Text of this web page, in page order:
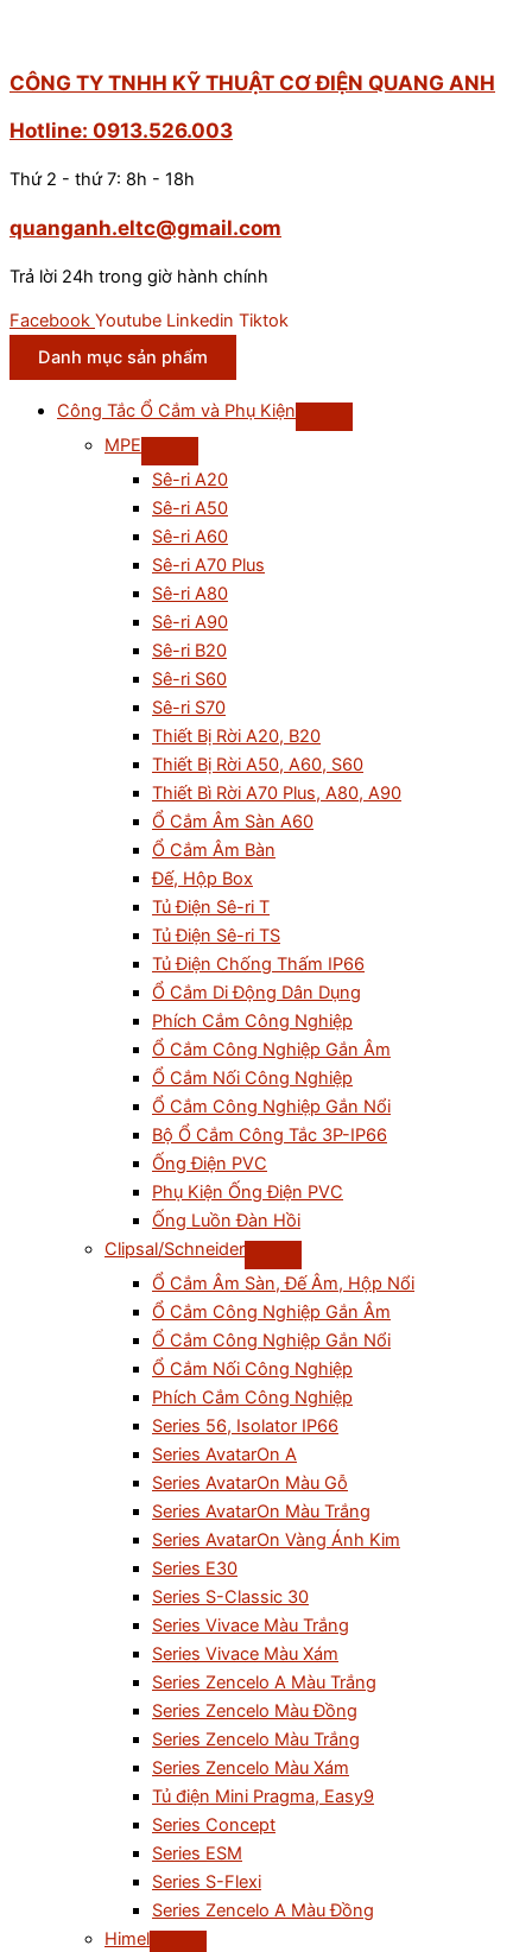
CÔNG TY TNHH KỸ THUẬT CƠ ĐIỆN QUANG ANH
Hotline: 0913.526.003
Thứ 2 - thứ 7: 8h - 18h
quanganh.eltc@gmail.com
Trả lời 24h trong giờ hành chính
Facebook Youtube Linkedin Tiktok
Danh mục sản phẩm
Công Tắc Ổ Cắm và Phụ Kiện
MPE
Sê-ri A20
Sê-ri A50
Sê-ri A60
Sê-ri A70 Plus
Sê-ri A80
Sê-ri A90
Sê-ri B20
Sê-ri S60
Sê-ri S70
Thiết Bị Rời A20, B20
Thiết Bị Rời A50, A60, S60
Thiết Bì Rời A70 Plus, A80, A90
Ổ Cắm Âm Sàn A60
Ổ Cắm Âm Bàn
Đế, Hộp Box
Tủ Điện Sê-ri T
Tủ Điện Sê-ri TS
Tủ Điện Chống Thấm IP66
Ổ Cắm Di Động Dân Dụng
Phích Cắm Công Nghiệp
Ổ Cắm Công Nghiệp Gắn Âm
Ổ Cắm Nối Công Nghiệp
Ổ Cắm Công Nghiệp Gắn Nổi
Bộ Ổ Cắm Công Tắc 3P-IP66
Ống Điện PVC
Phụ Kiện Ống Điện PVC
Ống Luồn Đàn Hồi
Clipsal/Schneider
Ổ Cắm Âm Sàn, Đế Âm, Hộp Nổi
Ổ Cắm Công Nghiệp Gắn Âm
Ổ Cắm Công Nghiệp Gắn Nổi
Ổ Cắm Nối Công Nghiệp
Phích Cắm Công Nghiệp
Series 56, Isolator IP66
Series AvatarOn A
Series AvatarOn Màu Gỗ
Series AvatarOn Màu Trắng
Series AvatarOn Vàng Ánh Kim
Series E30
Series S-Classic 30
Series Vivace Màu Trắng
Series Vivace Màu Xám
Series Zencelo A Màu Trắng
Series Zencelo Màu Đồng
Series Zencelo Màu Trắng
Series Zencelo Màu Xám
Tủ điện Mini Pragma, Easy9
Series Concept
Series ESM
Series S-Flexi
Series Zencelo A Màu Đồng
Himel